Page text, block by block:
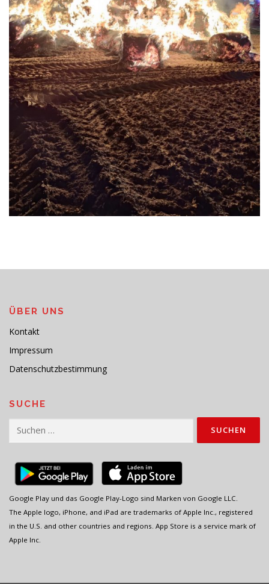
ÜBER UNS
Kontakt
Impressum
Datenschutzbestimmung
SUCHE
Suchen
Google Play und das Google Play-Logo sind Marken von Google LLC.
The Apple logo, iPhone, and iPad are trademarks of Apple Inc., registered
in the U.S. and other countries and regions. App Store is a service mark of
Apple Inc.